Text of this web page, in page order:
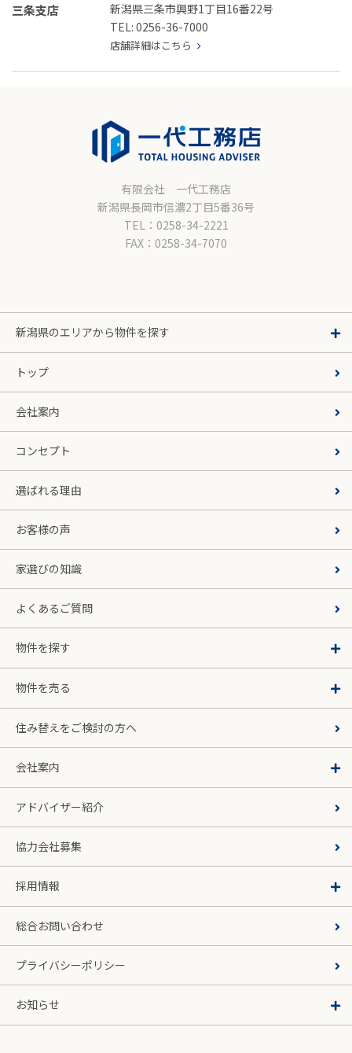
三条支店
新潟県三条市興野1丁目16番22号
TEL: 0256-36-7000
店舗詳細はこちら
有限会社 一代工務店
新潟県長岡市信濃2丁目5番36号
TEL：0258-34-2221
FAX：0258-34-7070
新潟県のエリアから物件を探す
トップ
会社案内
コンセプト
選ばれる理由
お客様の声
家選びの知識
よくあるご質問
物件を探す
物件を売る
住み替えをご検討の方へ
会社案内
アドバイザー紹介
協力会社募集
採用情報
総合お問い合わせ
プライバシーポリシー
お知らせ